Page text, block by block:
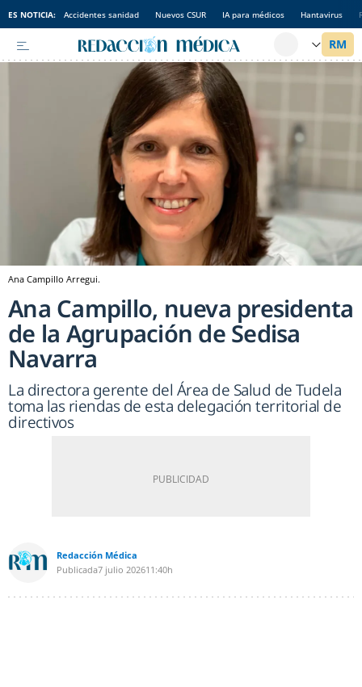
ES NOTICIA: Accidentes sanidad Nuevos CSUR IA para médicos Hantavirus
Ana Campillo Arregui.
Ana Campillo, nueva presidenta
de la Agrupación de Sedisa
Navarra
La directora gerente del Área de Salud de Tudela
toma las riendas de esta delegación territorial de
directivos
Redacción Médica
Publicada7 julio 202611:40h